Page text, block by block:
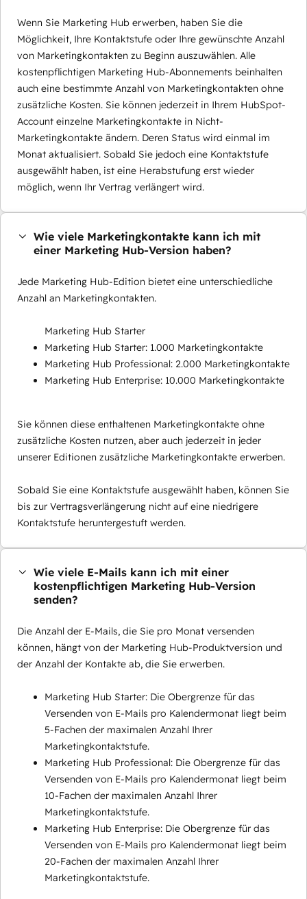
Wenn Sie Marketing Hub erwerben, haben Sie die
Möglichkeit, Ihre Kontaktstufe oder Ihre gewünschte Anzahl
von Marketingkontakten zu Beginn auszuwählen. Alle
kostenpflichtigen Marketing Hub-Abonnements beinhalten
auch eine bestimmte Anzahl von Marketingkontakten ohne
zusätzliche Kosten. Sie können jederzeit in Ihrem HubSpot-
Account einzelne Marketingkontakte in Nicht-
Marketingkontakte ändern. Deren Status wird einmal im
Monat aktualisiert. Sobald Sie jedoch eine Kontaktstufe
ausgewählt haben, ist eine Herabstufung erst wieder
möglich, wenn Ihr Vertrag verlängert wird.
Wie viele Marketingkontakte kann ich mit
einer Marketing Hub-Version haben?
Jede Marketing Hub-Edition bietet eine unterschiedliche
Anzahl an Marketingkontakten.
Marketing Hub Starter
Marketing Hub Starter: 1.000 Marketingkontakte
Marketing Hub Professional: 2.000 Marketingkontakte
Marketing Hub Enterprise: 10.000 Marketingkontakte
Sie können diese enthaltenen Marketingkontakte ohne
zusätzliche Kosten nutzen, aber auch jederzeit in jeder
unserer Editionen zusätzliche Marketingkontakte erwerben.
Sobald Sie eine Kontaktstufe ausgewählt haben, können Sie
bis zur Vertragsverlängerung nicht auf eine niedrigere
Kontaktstufe heruntergestuft werden.
Wie viele E-Mails kann ich mit einer
kostenpflichtigen Marketing Hub-Version
senden?
Die Anzahl der E-Mails, die Sie pro Monat versenden
können, hängt von der Marketing Hub-Produktversion und
der Anzahl der Kontakte ab, die Sie erwerben.
Marketing Hub Starter: Die Obergrenze für das
Versenden von E-Mails pro Kalendermonat liegt beim
5-Fachen der maximalen Anzahl Ihrer
Marketingkontaktstufe.
Marketing Hub Professional: Die Obergrenze für das
Versenden von E-Mails pro Kalendermonat liegt beim
10-Fachen der maximalen Anzahl Ihrer
Marketingkontaktstufe.
Marketing Hub Enterprise: Die Obergrenze für das
Versenden von E-Mails pro Kalendermonat liegt beim
20-Fachen der maximalen Anzahl Ihrer
Marketingkontaktstufe.